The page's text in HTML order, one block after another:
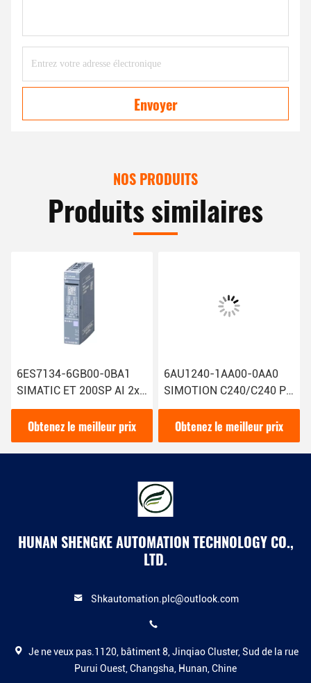
Envoyer
NOS PRODUITS
Produits similaires
6ES7134-6GB00-0BA1
SIMATIC ET 200SP AI 2xI
2/4 Fil Module d'entrée
analogique Siemens avec
1
Obtenez le meilleur prix
6AU1240-1AA00-0AA0
SIMOTION C240/C240 PN
Contrôleur de mouvement
Siemens Technologie de
pointe
Obtenez le meilleur prix
HUNAN SHENGKE AUTOMATION TECHNOLOGY CO.,
LTD.
Shkautomation.plc@outlook.com
Je ne veux pas.1120, bâtiment 8, Jinqiao Cluster, Sud de la rue
Purui Ouest, Changsha, Hunan, Chine